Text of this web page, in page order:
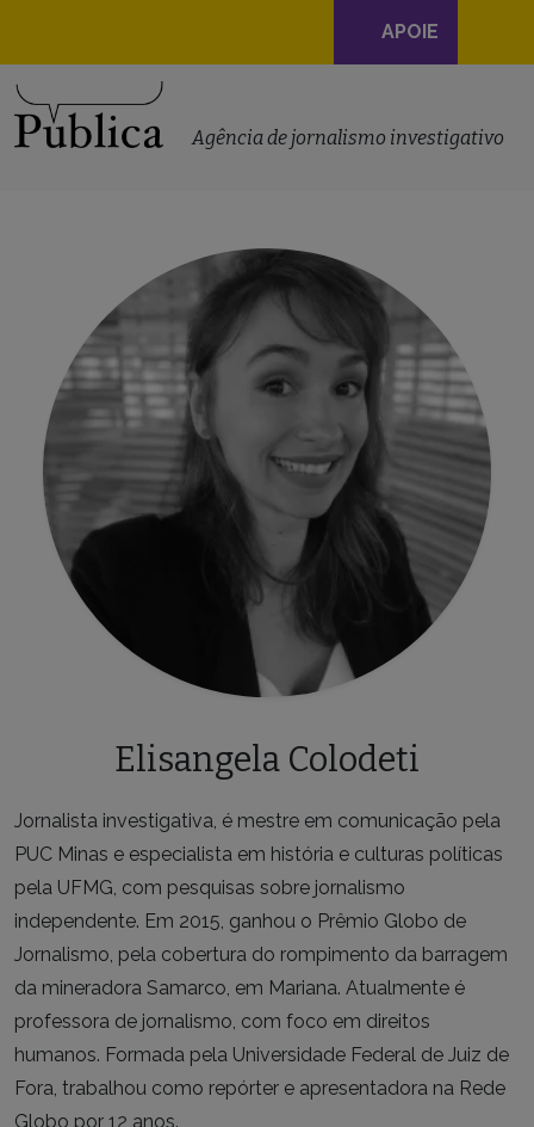
Navegação
principal
APOIE
Agência de jornalismo investigativo
Elisangela Colodeti
Jornalista investigativa, é mestre em comunicação pela
PUC Minas e especialista em história e culturas políticas
pela UFMG, com pesquisas sobre jornalismo
independente. Em 2015, ganhou o Prêmio Globo de
Jornalismo, pela cobertura do rompimento da barragem
da mineradora Samarco, em Mariana. Atualmente é
professora de jornalismo, com foco em direitos
humanos. Formada pela Universidade Federal de Juiz de
Fora, trabalhou como repórter e apresentadora na Rede
Globo por 12 anos.